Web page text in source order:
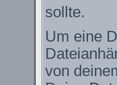
sollte.
Um eine
von